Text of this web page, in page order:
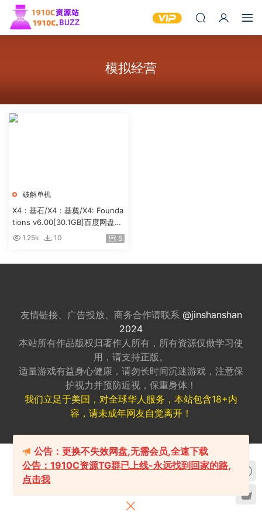
模拟经营
破解单机
X4：基石/X4：基奠/X4: Founda
tions v6.00[30.1GB]百度网盘下
载 1.25k 10 5
友情链接、广告投放、商务合作请联系 @jinshanshan
2024
本站所有作品版权归著作人所有，所有资源仅做学习使
用，请支持正版。
适量游戏有益身心健康，请勿长时间沉迷游戏，注意保
护视力并预防近视，保重身体！
我们立足于美国，对全球华人服务，本站包含18+内
容，请未成年网友自觉离开！
公告：更换不失效网盘,无需会员,全速下载
公告：1910C资源TG群已上线-永远找到回家的路,
点击我